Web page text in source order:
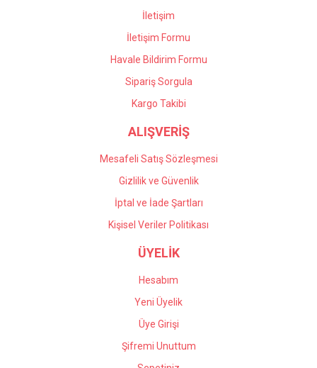
Gönder
İletişim
İletişim Formu
Havale Bildirim Formu
Sipariş Sorgula
Kargo Takibi
ALIŞVERİŞ
Mesafeli Satış Sözleşmesi
Gizlilik ve Güvenlik
İptal ve İade Şartları
Kişisel Veriler Politikası
ÜYELİK
Hesabım
Yeni Üyelik
Üye Girişi
Şifremi Unuttum